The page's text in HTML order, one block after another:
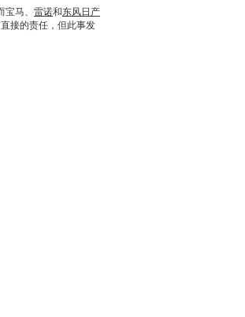
宝马、 雷诺和东风日产
接的责任，但此事发